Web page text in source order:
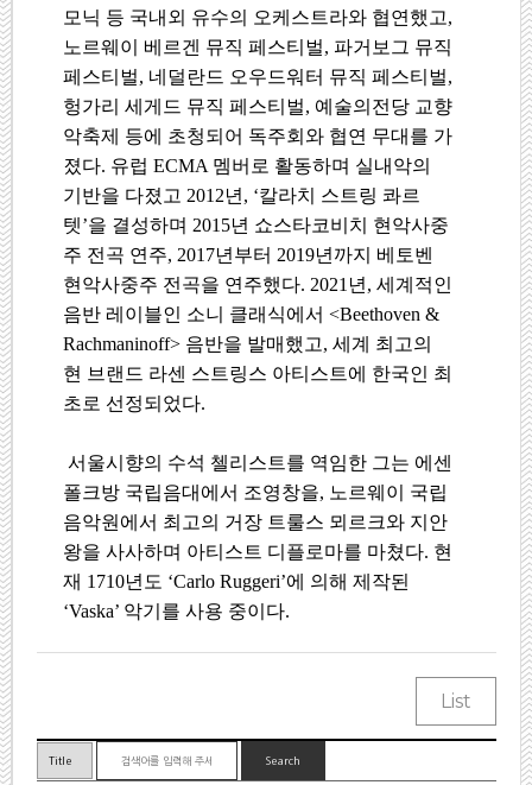
모닉 등 국내외 유수의 오케스트라와 협연했고,
노르웨이 베르겐 뮤직 페스티벌, 파거보그 뮤직
페스티벌, 네덜란드 오우드워터 뮤직 페스티벌,
헝가리 세게드 뮤직 페스티벌, 예술의전당 교향
악축제 등에 초청되어 독주회와 협연 무대를 가
졌다. 유럽 ECMA 멤버로 활동하며 실내악의
기반을 다졌고 2012년, ‘칼라치 스트링 콰르
텟’을 결성하며 2015년 쇼스타코비치 현악사중
주 전곡 연주, 2017년부터 2019년까지 베토벤
현악사중주 전곡을 연주했다. 2021년, 세계적인
음반 레이블인 소니 클래식에서 <Beethoven &
Rachmaninoff> 음반을 발매했고, 세계 최고의
현 브랜드 라센 스트링스 아티스트에 한국인 최
초로 선정되었다.
서울시향의 수석 첼리스트를 역임한 그는 에센
폴크방 국립음대에서 조영창을, 노르웨이 국립
음악원에서 최고의 거장 트룰스 뫼르크와 지안
왕을 사사하며 아티스트 디플로마를 마쳤다. 현
재 1710년도 ‘Carlo Ruggeri’에 의해 제작된
‘Vaska’ 악기를 사용 중이다.